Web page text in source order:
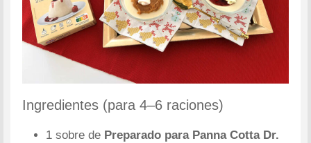
Ingredientes (para 4–6 raciones)
1 sobre de Preparado para Panna Cotta Dr.